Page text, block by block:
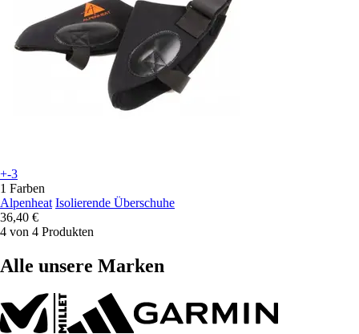
+-3
1 Farben
Alpenheat Isolierende Überschuhe
36,40 €
4 von 4 Produkten
Alle unsere Marken